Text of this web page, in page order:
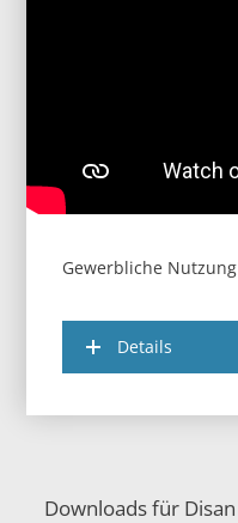
Gewerbliche Nutzung
Details
Downloads für Disan